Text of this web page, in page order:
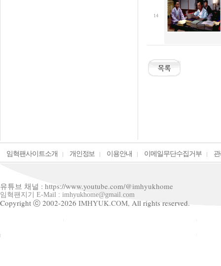
14
임혁팬사이트소개 개인정보 이용안내 이메일무단수집거부
유튜브 채널 : https://www.youtube.com/@imhyukhome
임혁팬지기 E-Mail : imhyukhome@gmail.com
Copyright ⓒ 2002-2026 IMHYUK.COM, All rights reserved.